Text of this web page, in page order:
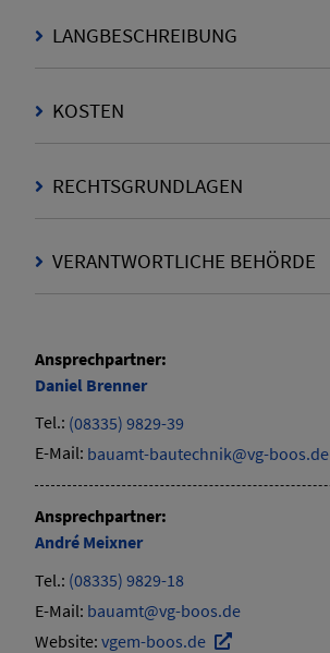
LANGBESCHREIBUNG
KOSTEN
RECHTSGRUNDLAGEN
VERANTWORTLICHE BEHÖRDE
Ansprechpartner:
Daniel Brenner
Tel.: (08335) 9829-39
E-Mail: bauamt-bautechnik@vg-boos.de
Ansprechpartner:
André Meixner
Tel.: (08335) 9829-18
E-Mail: bauamt@vg-boos.de
Website: vgem-boos.de